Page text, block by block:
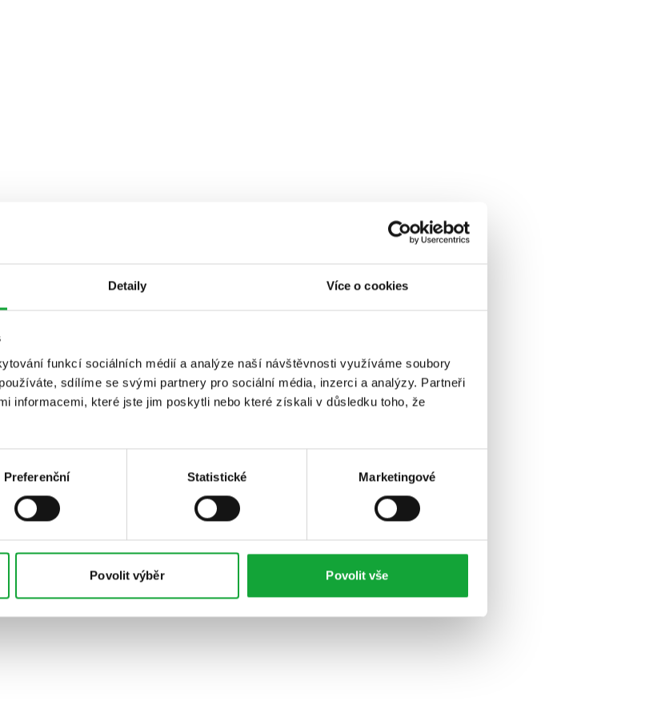
Detaily Více o cookies
funkcí sociálních médií a analýze naší návštěvnosti využíváme soubory
sdílíme se svými partnery pro sociální média, inzerci a analýzy. Partneři
informacemi, které jste jim poskytli nebo které získali v důsledku toho, že
Preferenční Statistické Marketingové
Povolit výběr Povolit vše